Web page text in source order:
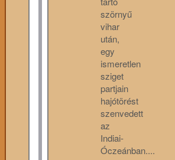
szörnyű
vihar
után,
egy
ismeretlen
sziget
partjain
hajótörést
szenvedett
az
Indiai-
Óczeánban....